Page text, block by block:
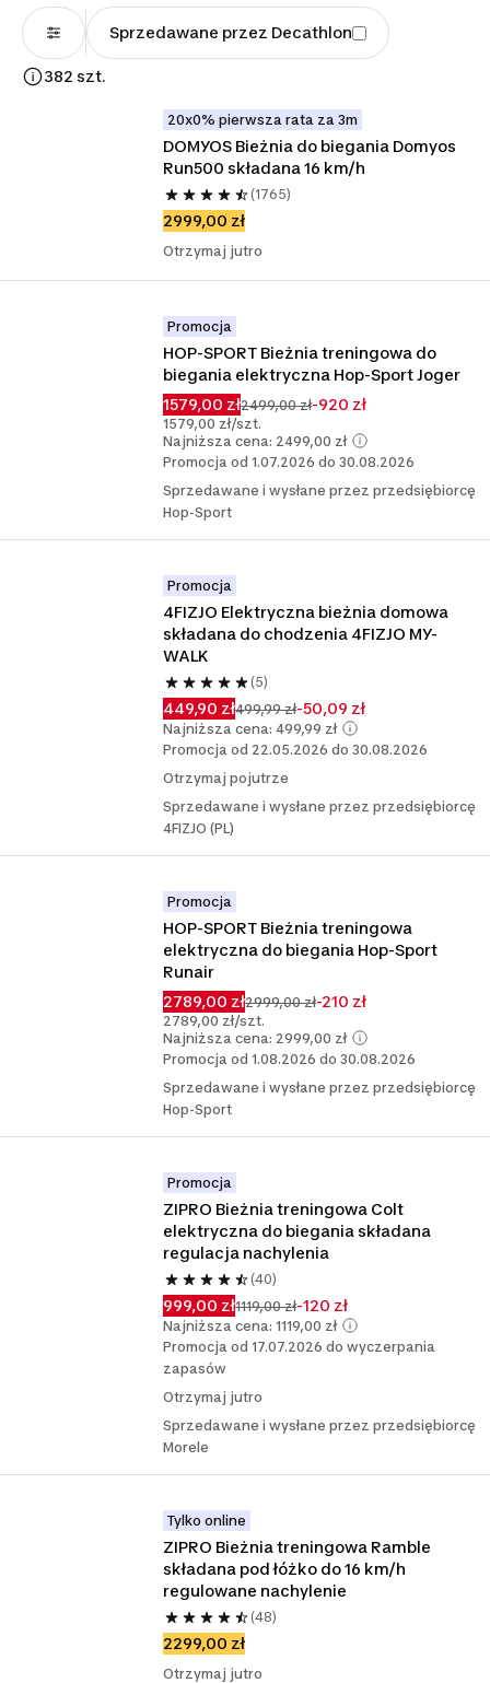
Sprzedawane przez Decathlon
382 szt.
20x0% pierwsza rata za 3m
DOMYOS Bieżnia do biegania Domyos
Run500 składana 16 km/h
(1765)
2999,00 zł
Otrzymaj jutro
Promocja
HOP-SPORT Bieżnia treningowa do
biegania elektryczna Hop-Sport Joger
1579,00 zł2499,00 zł-920 zł
1579,00 zł/szt.
Najniższa cena: 2499,00 zł
Promocja od 1.07.2026 do 30.08.2026
Sprzedawane i wysłane przez przedsiębiorcę
Hop-Sport
Promocja
4FIZJO Elektryczna bieżnia domowa
składana do chodzenia 4FIZJO MY-
WALK
(5)
449,90 zł499,99 zł-50,09 zł
Najniższa cena: 499,99 zł
Promocja od 22.05.2026 do 30.08.2026
Otrzymaj pojutrze
Sprzedawane i wysłane przez przedsiębiorcę
4FIZJO (PL)
Promocja
HOP-SPORT Bieżnia treningowa
elektryczna do biegania Hop-Sport
Runair
2789,00 zł2999,00 zł-210 zł
2789,00 zł/szt.
Najniższa cena: 2999,00 zł
Promocja od 1.08.2026 do 30.08.2026
Sprzedawane i wysłane przez przedsiębiorcę
Hop-Sport
Promocja
ZIPRO Bieżnia treningowa Colt
elektryczna do biegania składana
regulacja nachylenia
(40)
999,00 zł1119,00 zł-120 zł
Najniższa cena: 1119,00 zł
Promocja od 17.07.2026 do wyczerpania
zapasów
Otrzymaj jutro
Sprzedawane i wysłane przez przedsiębiorcę
Morele
Tylko online
ZIPRO Bieżnia treningowa Ramble
składana pod łóżko do 16 km/h
regulowane nachylenie
(48)
2299,00 zł
Otrzymaj jutro